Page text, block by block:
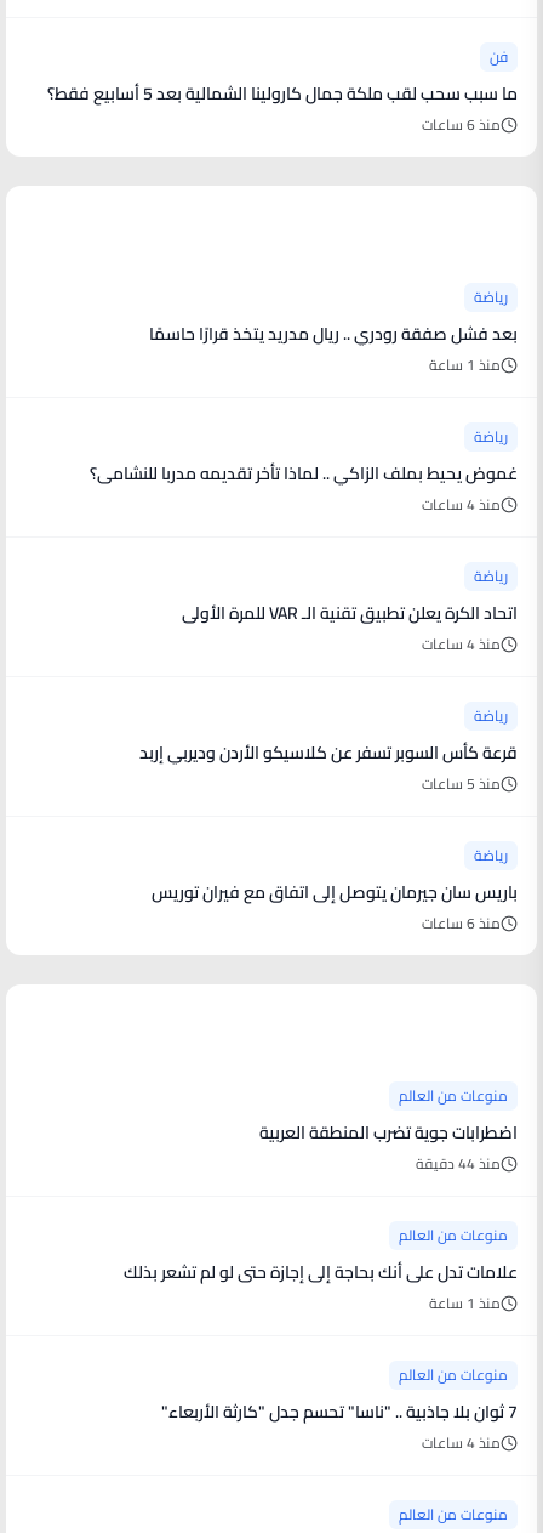
فن
ما سبب سحب لقب ملكة جمال كارولينا الشمالية بعد 5 أسابيع فقط؟
منذ 6 ساعات
رياضة
بعد فشل صفقة رودري .. ريال مدريد يتخذ قرارًا حاسمًا
منذ 1 ساعة
رياضة
غموض يحيط بملف الزاكي .. لماذا تأخر تقديمه مدربا للنشامى؟
منذ 4 ساعات
رياضة
اتحاد الكرة يعلن تطبيق تقنية الـ VAR للمرة الأولى
منذ 4 ساعات
رياضة
قرعة كأس السوبر تسفر عن كلاسيكو الأردن وديربي إربد
منذ 5 ساعات
رياضة
باريس سان جيرمان يتوصل إلى اتفاق مع فيران توريس
منذ 6 ساعات
منوعات من العالم
اضطرابات جوية تضرب المنطقة العربية
منذ 44 دقيقة
منوعات من العالم
علامات تدل على أنك بحاجة إلى إجازة حتى لو لم تشعر بذلك
منذ 1 ساعة
منوعات من العالم
7 ثوان بلا جاذبية .. "ناسا" تحسم جدل "كارثة الأربعاء"
منذ 4 ساعات
منوعات من العالم